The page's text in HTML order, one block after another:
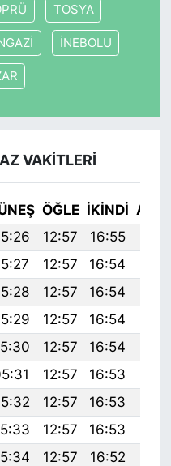
TOSYA
İNEBOLU
VAKITLERI
ÖĞLE İKINDI
12:57 16:55
12:57 16:54
12:57 16:54
12:57 16:54
12:57 16:54
12:57 16:53
12:57 16:53
12:57 16:53
12:57 16:52